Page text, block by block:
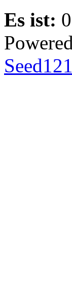
Es ist: